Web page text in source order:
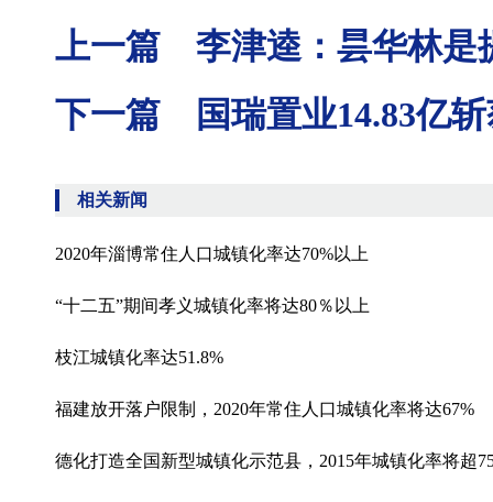
上一篇 李津逵：昙华林是
下一篇 国瑞置业14.83亿
相关新闻
2020年淄博常住人口城镇化率达70%以上
“十二五”期间孝义城镇化率将达80％以上
枝江城镇化率达51.8%
福建放开落户限制，2020年常住人口城镇化率将达67%
德化打造全国新型城镇化示范县，2015年城镇化率将超